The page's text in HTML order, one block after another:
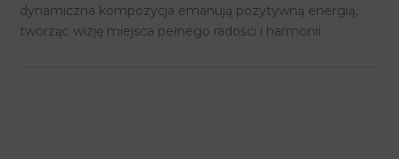
dynamiczna kompozycja emanują pozytywną energią,
tworząc wizję miejsca pełnego radości i harmonii.